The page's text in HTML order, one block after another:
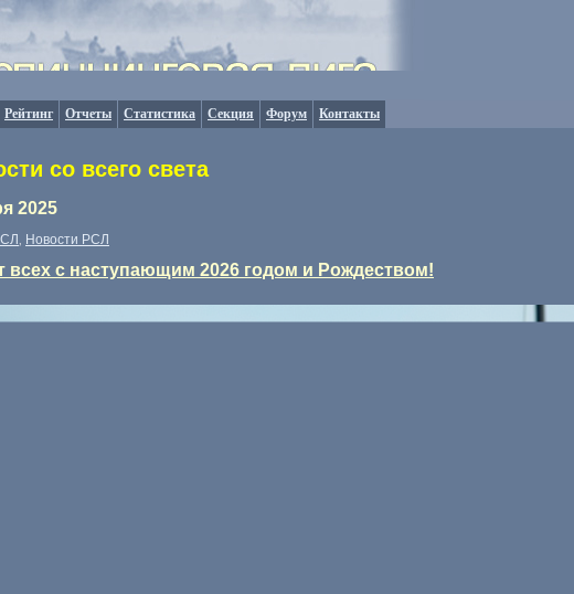
Рейтинг Отчеты Статистика Секция Форум Контакты
со всего света
2025
Новости РСЛ
всех с наступающим 2026 годом и Рождеством!